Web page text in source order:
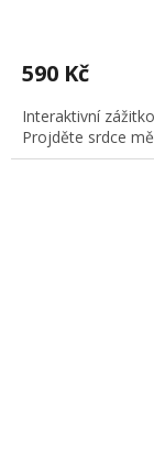
590 Kč
Interaktivní
Projděte srdce